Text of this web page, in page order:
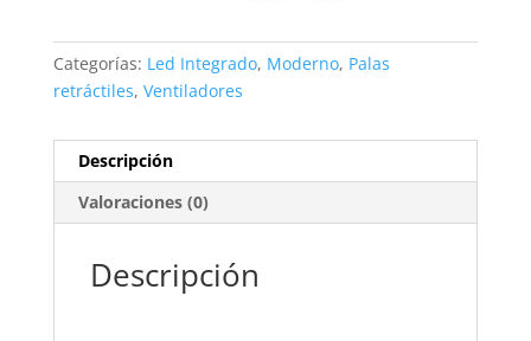
Categorías: Led Integrado, Moderno, Palas
retráctiles, Ventiladores
Descripción
Valoraciones (0)
Descripción